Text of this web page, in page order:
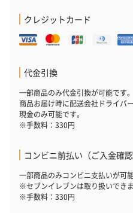
クレジットカード
代金引換
一部商品のみ代金引換が可能です。
商品お届け時に配送会社ドライバ
現金のみ可能です。
※手数料：330円
コンビニ前払い（ご入金確認
一部商品のみコンビニ支払いが可能
※セブンイレブンは取り扱いできま
※手数料：330円